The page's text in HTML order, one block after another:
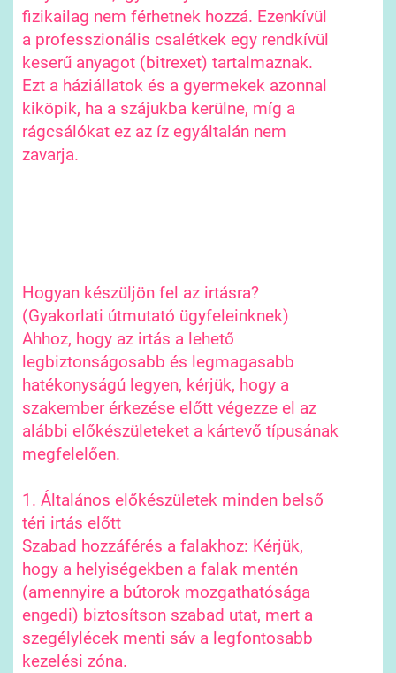
fizikailag nem férhetnek hozzá. Ezenkívül
a professzionális csalétkek egy rendkívül
keserű anyagot (bitrexet) tartalmaznak.
Ezt a háziállatok és a gyermekek azonnal
kiköpik, ha a szájukba kerülne, míg a
rágcsálókat ez az íz egyáltalán nem
zavarja.
Hogyan készüljön fel az irtásra?
(Gyakorlati útmutató ügyfeleinknek)
Ahhoz, hogy az irtás a lehető
legbiztonságosabb és legmagasabb
hatékonyságú legyen, kérjük, hogy a
szakember érkezése előtt végezze el az
alábbi előkészületeket a kártevő típusának
megfelelően.
1. Általános előkészületek minden belső
téri irtás előtt
Szabad hozzáférés a falakhoz: Kérjük,
hogy a helyiségekben a falak mentén
(amennyire a bútorok mozgathatósága
engedi) biztosítson szabad utat, mert a
szegélylécek menti sáv a legfontosabb
kezelési zóna.